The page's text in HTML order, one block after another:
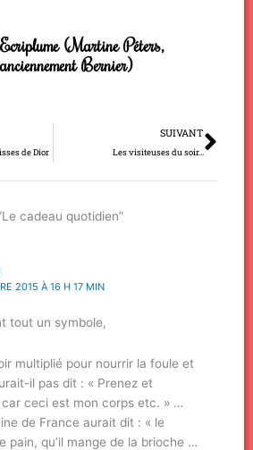
Ecriplume (Martine Péters,
anciennement Bernier)
de Dior
SUIVANT
Les visiteuses du soir…
cadeau quotidien”
2015 À 16 H 17 MIN
tout un symbole,
multiplié pour nourrir la foule et
il pas dit : « Prenez et
ceci est mon corps etc. » …
de France aurait dit : « le
pain, qu’il mange de la brioche …